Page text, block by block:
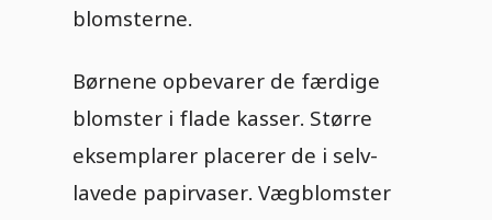
blomsterne.
Børnene opbevarer de færdige
blomster i flade kasser. Større
eksemplarer placerer de i selv-
lavede papirvaser. Vægblomster